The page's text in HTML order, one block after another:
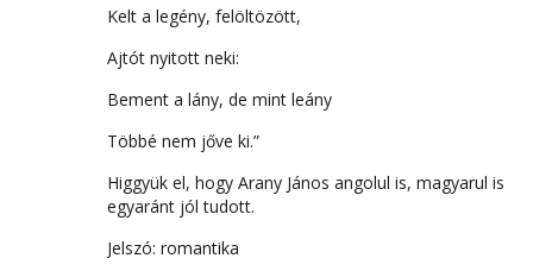
Kelt a legény, felöltözött,
Ajtót nyitott neki:
Bement a lány, de mint leány
Többé nem jőve ki.”
Higgyük el, hogy Arany János angolul is, magyarul is
egyaránt jól tudott.
Jelszó: romantika